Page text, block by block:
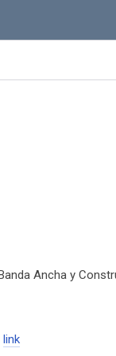
Ancha y
link